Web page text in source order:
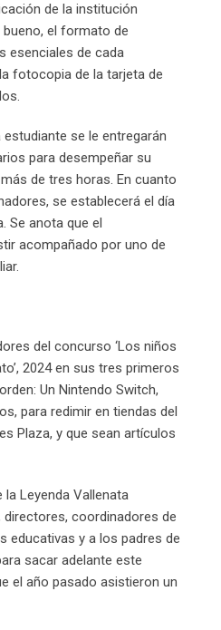
de la institución
el formato de
esenciales de cada
fotocopia de la tarjeta de
se le entregarán
para desempeñar su
de tres horas. En cuanto
se establecerá el día
Se anota que el
acompañado por uno de
del concurso ‘Los niños
2024 en sus tres primeros
Un Nintendo Switch,
para redimir en tiendas del
Plaza, y que sean artículos
la Leyenda Vallenata
coordinadores de
educativas y a los padres de
sacar adelante este
el año pasado asistieron un